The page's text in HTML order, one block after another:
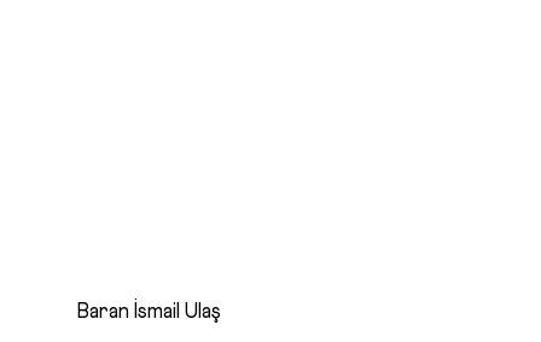
Baran İsmail Ulaş